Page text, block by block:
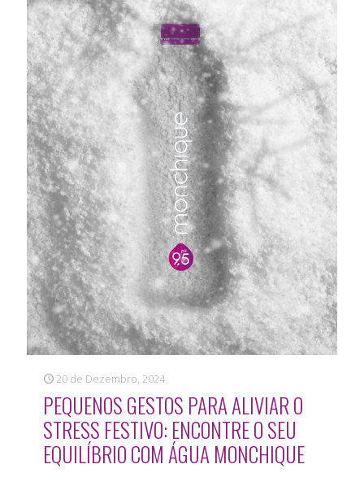
20 de Dezembro, 2024
PEQUENOS GESTOS PARA ALIVIAR O
STRESS FESTIVO: ENCONTRE O SEU
EQUILÍBRIO COM ÁGUA MONCHIQUE